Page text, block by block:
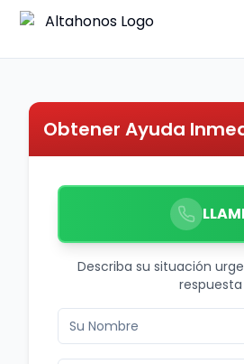
Obtener Ayuda
Describa su situación